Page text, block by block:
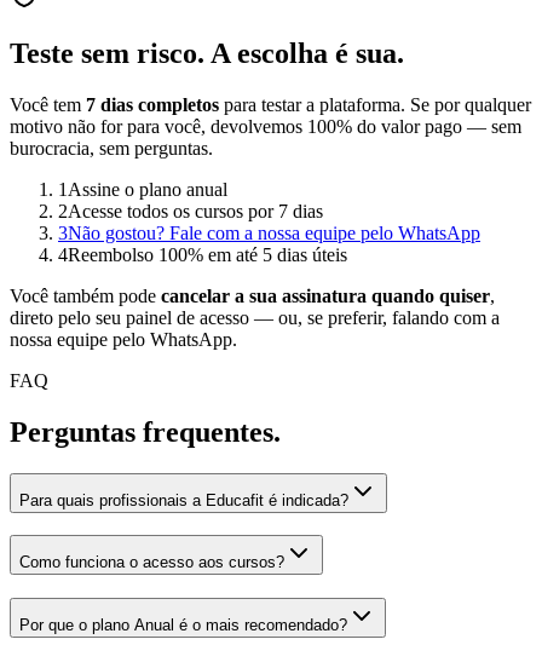
Teste sem risco. A escolha é sua.
Você tem 7 dias completos para testar a plataforma. Se por qualquer
motivo não for para você, devolvemos 100% do valor pago — sem
burocracia, sem perguntas.
1 Assine o plano anual
2Acesse todos os cursos por 7 dias
3Não gostou? Fale com a nossa equipe pelo WhatsApp
4Reembolso 100% em até 5 dias úteis
Você também pode cancelar a sua assinatura quando quiser,
direto pelo seu painel de acesso — ou, se preferir, falando com a
nossa equipe pelo WhatsApp.
FAQ
Perguntas frequentes.
Para quais profissionais a Educafit é indicada?
Como funciona o acesso aos cursos?
Por que o plano Anual é o mais recomendado?